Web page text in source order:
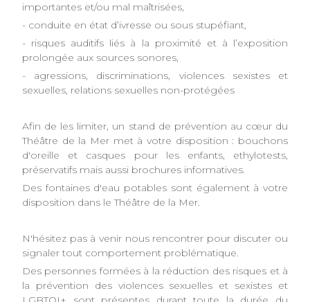
importantes et/ou mal maîtrisées,
- conduite en état d’ivresse ou sous stupéfiant,
- risques auditifs liés à la proximité et à l’exposition
prolongée aux sources sonores,
- agressions, discriminations, violences sexistes et
sexuelles, relations sexuelles non-protégées
Afin de les limiter, un stand de prévention au cœur du
Théâtre de la Mer met à votre disposition : bouchons
d'oreille et casques pour les enfants, ethylotests,
préservatifs mais aussi brochures informatives.
Des fontaines d'eau potables sont également à votre
disposition dans le Théâtre de la Mer.
N'hésitez pas à venir nous rencontrer pour discuter ou
signaler tout comportement problématique.
Des personnes formées à la réduction des risques et à
la prévention des violences sexuelles et sexistes et